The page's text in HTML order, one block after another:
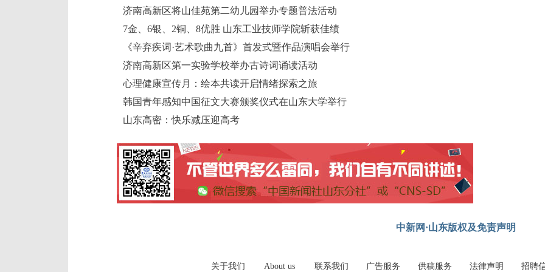
济南高新区将山佳苑第二幼儿园举办专题普法活动
7金、6银、2铜、8优胜 山东工业技师学院斩获佳绩
《辛弃疾词·艺术歌曲九首》首发式暨作品演唱会举行
济南高新区第一实验学校举办古诗词诵读活动
心理健康宣传月：绘本共读开启情绪探索之旅
韩国青年感知中国征文大赛颁奖仪式在山东大学举行
山东高密：快乐减压迎高考
中新网·山东版权及免责声明
关于我们 About us 联系我们 广告服务 供稿服务 法律声明 招聘